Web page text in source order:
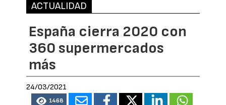
ACTUALIDAD
España cierra 2020 con
360 supermercados
más
24/03/2021
1468